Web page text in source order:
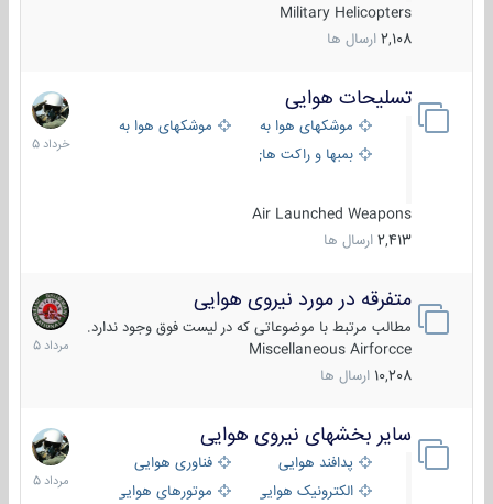
Military Helicopters
2,108 ارسال ها
تسلیحات هوایی
موشکهای هوا به هوا
موشکهای هوا به سطح
بمبها و راکت های هوایی
Air Launched Weapons
2,413 ارسال ها
30
خرداد
1405
متفرقه در مورد نیروی هوایی
مطالب مرتبط با موضوعاتی که در لیست فوق وجود ندارد.
Miscellaneous Airforcce
10,208 ارسال ها
7
مرداد
1405
سایر بخشهای نیروی هوایی
پدافند هوایی
فناوری هوایی
الکترونیک هوایی
موتورهای هوایی
2
مرداد
1405